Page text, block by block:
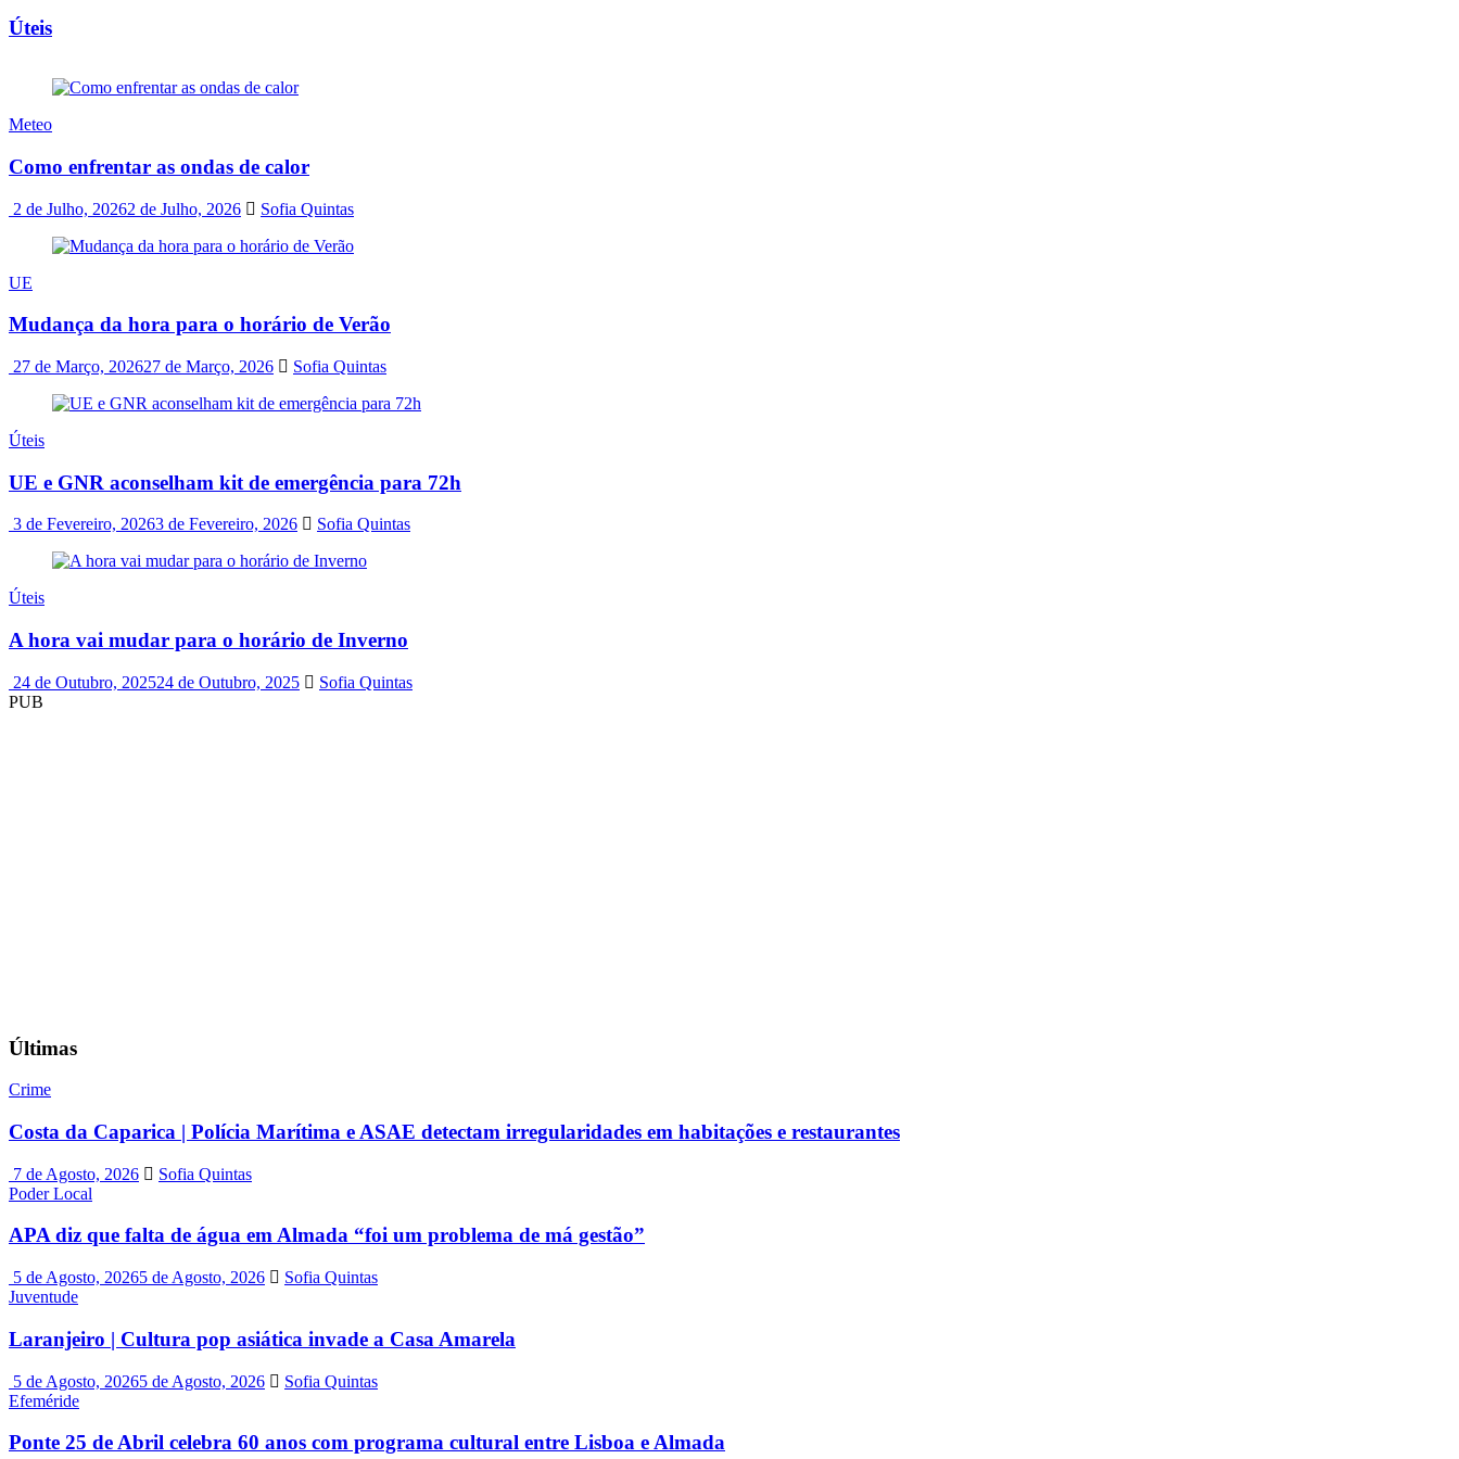
Úteis
Meteo
Como enfrentar as ondas de calor
2 de Julho, 20262 de Julho, 2026 Sofia Quintas
UE
Mudança da hora para o horário de Verão
27 de Março, 202627 de Março, 2026 Sofia Quintas
Úteis
UE e GNR aconselham kit de emergência para 72h
3 de Fevereiro, 20263 de Fevereiro, 2026 Sofia Quintas
Úteis
A hora vai mudar para o horário de Inverno
24 de Outubro, 202524 de Outubro, 2025
Sofia Quintas
PUB
Últimas
Crime
Costa da Caparica | Polícia Marítima e ASAE detectam irregularidades em habitações e restaurantes
7 de Agosto, 2026
Sofia Quintas
Poder Local
APA diz que falta de água em Almada “foi um problema de má gestão”
5 de Agosto, 20265 de Agosto, 2026
Sofia Quintas
Juventude
Laranjeiro | Cultura pop asiática invade a Casa Amarela
5 de Agosto, 20265 de Agosto, 2026
Sofia Quintas
Efeméride
Ponte 25 de Abril celebra 60 anos com programa cultural entre Lisboa e Almada